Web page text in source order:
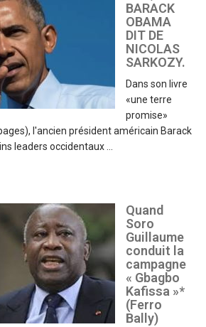
BARACK
OBAMA
DIT DE
NICOLAS
SARKOZY.
Dans son livre
«une terre
promise»
l'ancien président américain Barack
leaders occidentaux ...
Quand
Soro
Guillaume
conduit la
campagne
« Gbagbo
Kafissa »*
(Ferro
Bally)